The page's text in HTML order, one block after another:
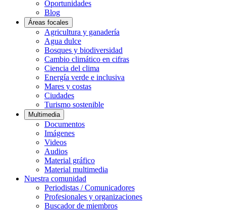
Oportunidades
Blog
Áreas focales
Agricultura y ganadería
Agua dulce
Bosques y biodiversidad
Cambio climático en cifras
Ciencia del clima
Energía verde e inclusiva
Mares y costas
Ciudades
Turismo sostenible
Multimedia
Documentos
Imágenes
Videos
Audios
Material gráfico
Material multimedia
Nuestra comunidad
Periodistas / Comunicadores
Profesionales y organizaciones
Buscador de miembros